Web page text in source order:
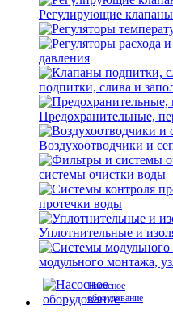
Регулирующие
давления
подпитки, слива и
Предохранительные,
Воздухоотводчики и
системы очистки воды
протечки воды
Уплотнительные и
модульного монтажа,
Насосное
оборудование